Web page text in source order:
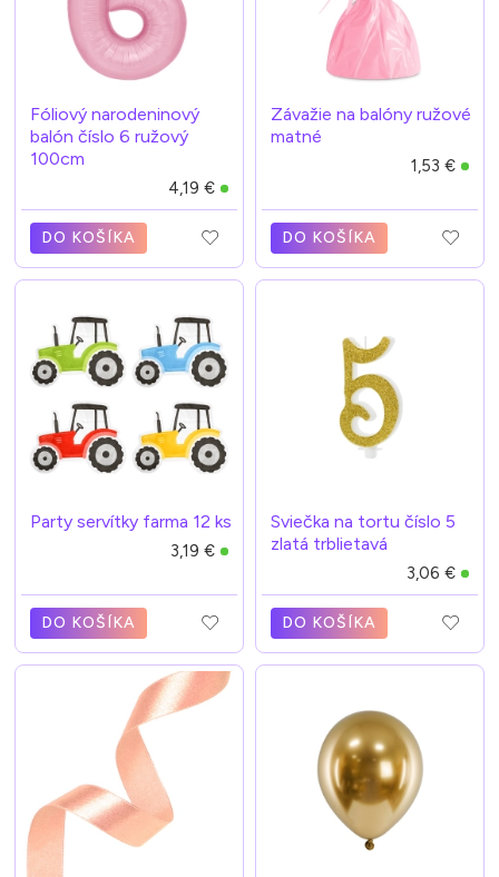
Fóliový narodeninový
balón číslo 6 ružový
100cm
4,19 €
DO KOŠÍKA
Závažie na balóny ružové
matné
1,53 €
DO KOŠÍKA
Party servítky farma 12 ks
3,19 €
DO KOŠÍKA
Sviečka na tortu číslo 5
zlatá trblietavá
3,06 €
DO KOŠÍKA